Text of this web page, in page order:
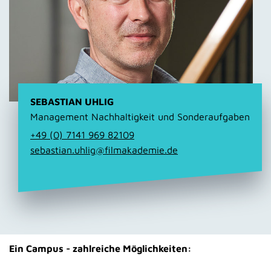
SEBASTIAN UHLIG
Management Nachhaltigkeit und Sonderaufgaben
+49 (0) 7141 969 82109
sebastian.uhlig@filmakademie.de
Ein Campus - zahlreiche Möglichkeiten: